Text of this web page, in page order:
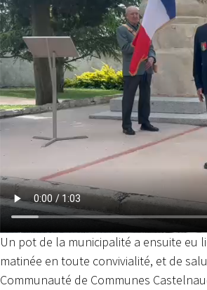
Un pot de la municipalité a ensuite eu
matinée en toute convivialité, et de
Communauté de Communes